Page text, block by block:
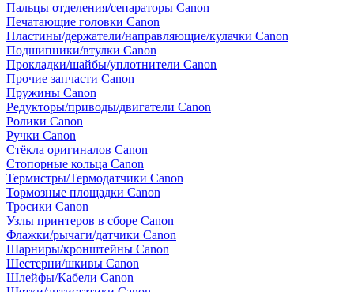
Пальцы отделения/сепараторы Canon
Печатающие головки Canon
Пластины/держатели/направляющие/кулачки Canon
Подшипники/втулки Canon
Прокладки/шайбы/уплотнители Canon
Прочие запчасти Canon
Пружины Canon
Редукторы/приводы/двигатели Canon
Ролики Canon
Ручки Canon
Стёкла оригиналов Canon
Стопорные кольца Canon
Термистры/Термодатчики Canon
Тормозные площадки Canon
Тросики Canon
Узлы принтеров в сборе Canon
Флажки/рычаги/датчики Canon
Шарниры/кронштейны Canon
Шестерни/шкивы Canon
Шлейфы/Кабели Canon